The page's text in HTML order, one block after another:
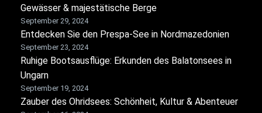
Gewässer & majestätische Berge
September 29, 2024
Entdecken Sie den Prespa-See in Nordmazedonien
September 23, 2024
Ruhige Bootsausflüge: Erkunden des Balatonsees in
Ungarn
September 19, 2024
Zauber des Ohridsees: Schönheit, Kultur & Abenteuer